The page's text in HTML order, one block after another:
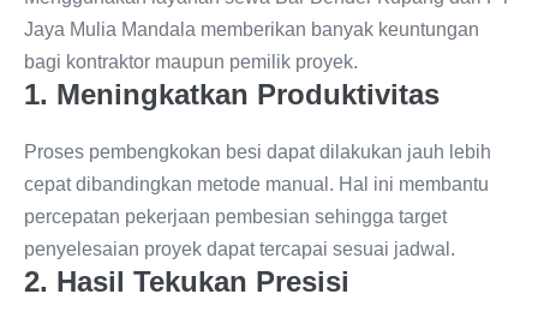
Jaya Mulia Mandala memberikan banyak keuntungan
bagi kontraktor maupun pemilik proyek.
1. Meningkatkan Produktivitas
Proses pembengkokan besi dapat dilakukan jauh lebih
cepat dibandingkan metode manual. Hal ini membantu
percepatan pekerjaan pembesian sehingga target
penyelesaian proyek dapat tercapai sesuai jadwal.
2. Hasil Tekukan Presisi